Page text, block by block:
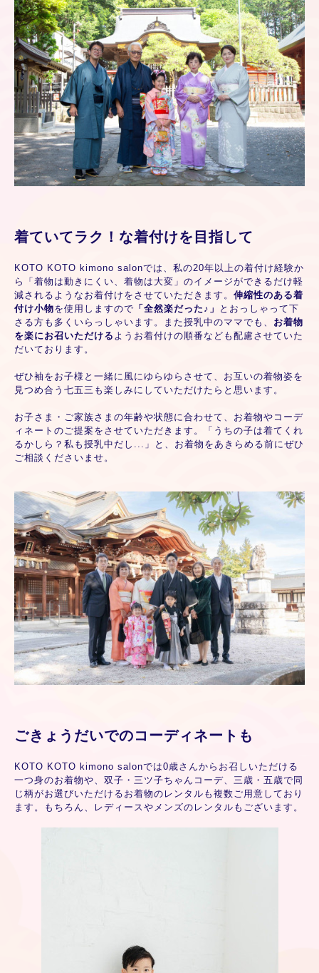
着ていてラク！な着付けを目指して
KOTO KOTO kimono salonでは、私の20年以上の着付け経験か
ら「着物は動きにくい、着物は大変」のイメージができるだけ軽
減されるようなお着付けをさせていただきます。 伸縮性のある着
付け小物を使用しますので 「全然楽だった♪」
とおっしゃって下
さる方も多くいらっしゃいます。また授乳中のママでも、 お着物
を楽にお召いただける ようお着付けの順番なども配慮させていた
だいております。
ぜひ袖をお子様と一緒に風にゆらゆらさせて、お互いの着物姿を
見つめ合う七五三も楽しみにしていただけたらと思います。
お子さま・ご家族さまの年齢や状態に合わせて、お着物やコーデ
ィネートのご提案をさせていただきます。「うちの子は着てくれ
るかしら？私も授乳中だし...」と、お着物をあきらめる前にぜひ
ご相談くださいませ。
ごきょうだいでのコーディネートも
KOTO KOTO kimono salonでは0歳さんからお召しいただける
一つ身のお着物や、双子・三ツ子ちゃんコーデ、三歳・五歳で同
じ柄がお選びいただけるお着物のレンタルも複数ご用意しており
ます。もちろん、レディースやメンズのレンタルもございます。